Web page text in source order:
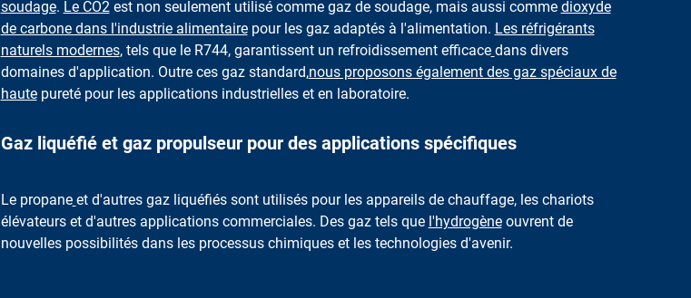
soudage. Le CO2est non seulement utilisé comme gaz de soudage, mais aussi comme dioxyde
de carbone dans l'industrie alimentairepour les gaz adaptés à l'alimentation. Les réfrigérants
naturels modernes, tels que le R744, garantissent un refroidissement efficace dans divers
domaines d'application. Outre ces gaz standard,nous proposons également des gaz spéciaux de
hautepureté pour les applications industrielles et en laboratoire.
Gaz liquéfié et gaz propulseur pour des applications spécifiques
Le propane et d'autres gaz liquéfiés sont utilisés pour les appareils de chauffage, les chariots
élévateurs et d'autres applications commerciales. Des gaz tels que l'hydrogène ouvrent de
nouvelles possibilités dans les processus chimiques et les technologies d'avenir.